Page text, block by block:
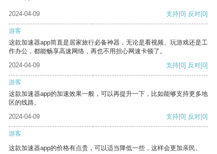
2024-04-09 支持[0] 反对[0]
游客
这款加速器app简直是居家旅行必备神器，无论是看视频、玩游戏还是工
作办公，都能畅享高速网络，再也不用担心网速卡顿了。
2024-04-09
支持[0] 反对[0]
游客
这款加速器app的加速效果一般，可以再提升一下，比如能够支持更多地
区的线路。
2024-04-09
支持[0] 反对[0]
游客
这款加速器app的价格有点贵，可以适当降低一些，这样会更加亲民。